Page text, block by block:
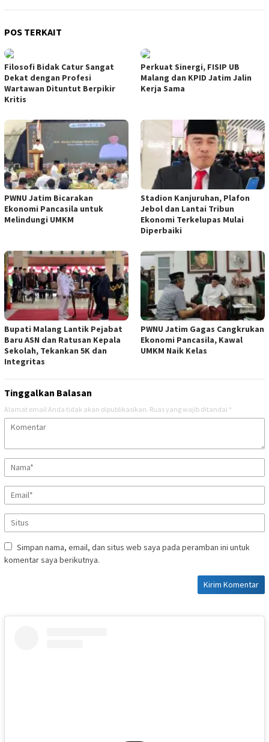
POS TERKAIT
Filosofi Bidak Catur Sangat
Dekat dengan Profesi
Wartawan Dituntut Berpikir
Kritis
Perkuat Sinergi, FISIP UB
Malang dan KPID Jatim Jalin
Kerja Sama
PWNU Jatim Bicarakan
Ekonomi Pancasila untuk
Melindungi UMKM
Stadion Kanjuruhan, Plafon
Jebol dan Lantai Tribun
Ekonomi Terkelupas Mulai
Diperbaiki
Bupati Malang Lantik Pejabat
Baru ASN dan Ratusan Kepala
Sekolah, Tekankan 5K dan
Integritas
PWNU Jatim Gagas Cangkrukan
Ekonomi Pancasila, Kawal
UMKM Naik Kelas
Tinggalkan Balasan
Alamat email Anda tidak akan dipublikasikan. Ruas yang wajib ditandai *
Simpan nama, email, dan situs web saya pada peramban ini untuk
komentar saya berikutnya.